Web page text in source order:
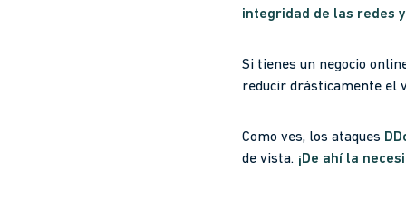
integridad de las redes
Si tienes un negocio
reducir drásticamente el
Como ves, los ataques
de vista. ¡De ahí la